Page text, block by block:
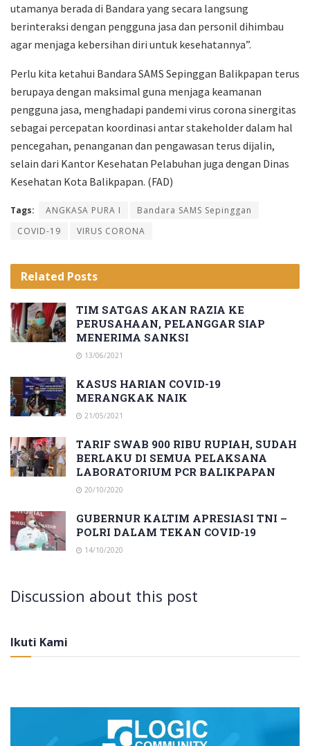
utamanya berada di Bandara yang secara langsung
berinteraksi dengan pengguna jasa dan personil dihimbau
agar menjaga kebersihan diri untuk kesehatannya”.
Perlu kita ketahui Bandara SAMS Sepinggan Balikpapan terus
berupaya dengan maksimal guna menjaga keamanan
pengguna jasa, menghadapi pandemi virus corona sinergitas
sebagai percepatan koordinasi antar stakeholder dalam hal
pencegahan, penanganan dan pengawasan terus dijalin,
selain dari Kantor Kesehatan Pelabuhan juga dengan Dinas
Kesehatan Kota Balikpapan. (FAD)
Tags: ANGKASA PURA I
Bandara SAMS Sepinggan
COVID-19
VIRUS CORONA
Related Posts
TIM SATGAS AKAN RAZIA KE
PERUSAHAAN, PELANGGAR SIAP
MENERIMA SANKSI
13/06/2021
KASUS HARIAN COVID-19
MERANGKAK NAIK
21/05/2021
TARIF SWAB 900 RIBU RUPIAH, SUDAH
BERLAKU DI SEMUA PELAKSANA
LABORATORIUM PCR BALIKPAPAN
20/10/2020
GUBERNUR KALTIM APRESIASI TNI –
POLRI DALAM TEKAN COVID-19
14/10/2020
Discussion about this post
Ikuti Kami